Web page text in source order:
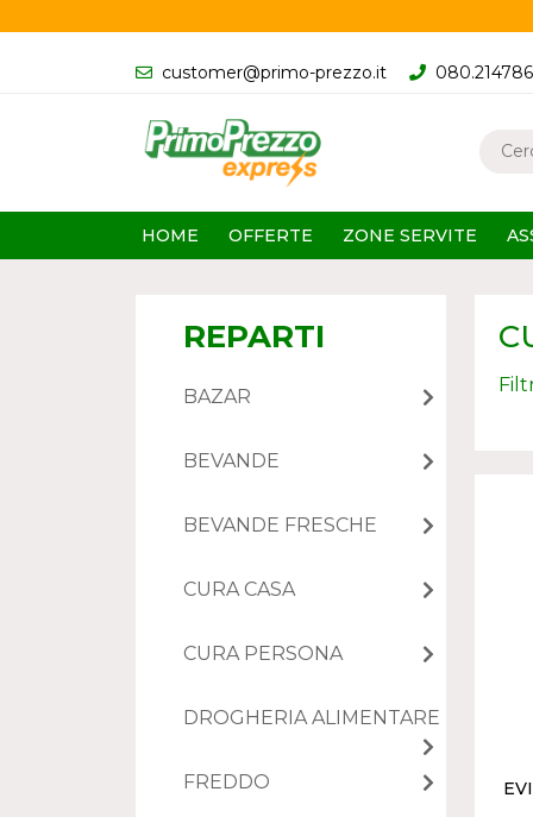
customer@primo-prezzo.it
HOME OFFERTE ZONE SERVITE
REPARTI
BAZAR
BEVANDE
BEVANDE FRESCHE
CURA CASA
CURA PERSONA
DROGHERIA ALIMENTARE
FREDDO